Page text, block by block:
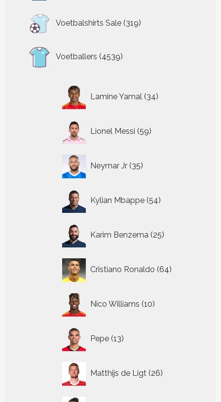
Voetbalshirts Sale 319
319
producten
Voetballers 4539
producten
Lamine Yamal 34
producten
Lionel Messi 59
producten
Neymar Jr 35
producten
Kylian Mbappe 54
producten
Karim Benzema 25
producten
Cristiano Ronaldo 64
producten
Nico Williams 10
producten
Pepe 13
producten
Matthijs de Ligt 26
producten